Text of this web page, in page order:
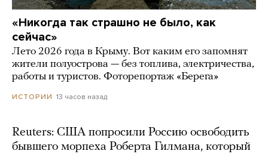
«Никогда так страшно не было, как
сейчас»
Лето 2026 года в Крыму. Вот каким его запомнят
жители полуострова — без топлива, электричества,
работы и туристов. Фоторепортаж «Берега»
ИСТОРИИ 13 часов назад
Reuters: США попросили Россию освободить
бывшего морпеха Роберта Гилмана, который